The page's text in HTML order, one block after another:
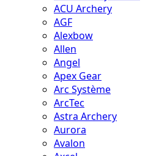
ACU Archery
AGF
Alexbow
Allen
Angel
Apex Gear
Arc Système
ArcTec
Astra Archery
Aurora
Avalon